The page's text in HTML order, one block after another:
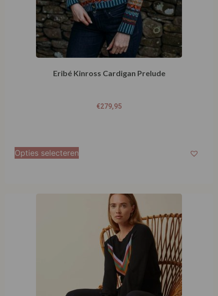
Eribé Kinross Cardigan Prelude
€279,95
Opties selecteren